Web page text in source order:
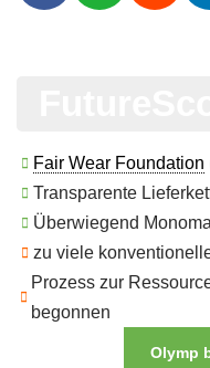
Fair Wear Foundation
Transparente
Überwiegend
zu viele
Prozess zur
begonnen
Olymp